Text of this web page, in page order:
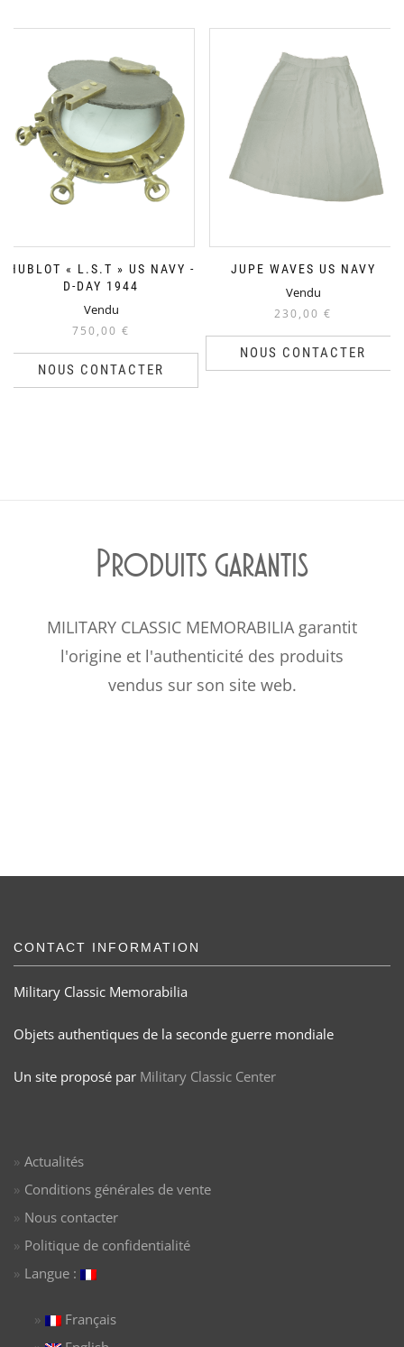
HUBLOT « L.S.T » US NAVY -
D-DAY 1944
Vendu
750,00 €
NOUS CONTACTER
JUPE WAVES US NAVY
Vendu
230,00 €
NOUS CONTACTER
Produits garantis
MILITARY CLASSIC MEMORABILIA garantit
l'origine et l'authenticité des produits
vendus sur son site web.
CONTACT INFORMATION
Military Classic Memorabilia
Objets authentiques de la seconde guerre mondiale
Un site proposé par Military Classic Center
Actualités
Conditions générales de vente
Nous contacter
Politique de confidentialité
Langue :
Français